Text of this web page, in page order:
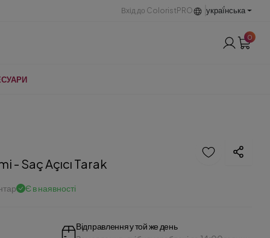
Вхід до ColoristPRO украї́нська
0
- Saç Açıcı Tarak
Є в наявності
Відправлення у той же день